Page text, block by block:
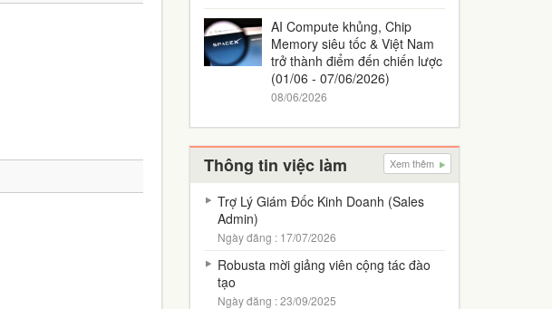
AI Compute khủng, Chip
Memory siêu tốc & Việt Nam
trở thành điểm đến chiến lược
(01/06 - 07/06/2026)
08/06/2026
Thông tin việc làm Xem thêm
Trợ Lý Giám Đốc Kinh Doanh (Sales
Admin)
Ngày đăng : 17/07/2026
Robusta mời giảng viên cộng tác đào
tạo
Ngày đăng : 23/09/2025